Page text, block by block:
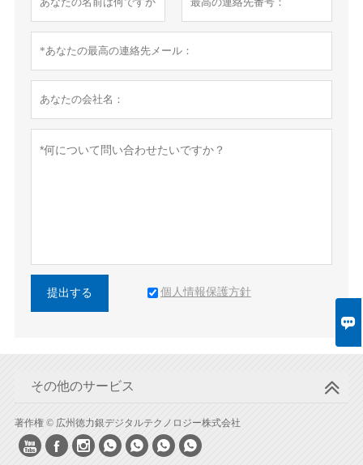

提出する 個人情報保護方針
その他のサービス
著作権 © 広州徳力銀デジタルテクノロジー株式会社
      